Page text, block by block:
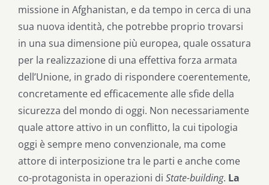
missione in Afghanistan, e da tempo in cerca di una
sua nuova identità, che potrebbe proprio trovarsi
in una sua dimensione più europea, quale ossatura
per la realizzazione di una effettiva forza armata
dell’Unione, in grado di rispondere coerentemente,
concretamente ed efficacemente alle sfide della
sicurezza del mondo di oggi. Non necessariamente
quale attore attivo in un conflitto, la cui tipologia
oggi è sempre meno convenzionale, ma come
attore di interposizione tra le parti e anche come
co-protagonista in operazioni di State-building. La